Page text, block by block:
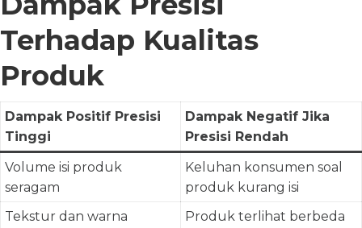
Terhadap Kualitas
Produk
Dampak Positif Presisi
Tinggi
Dampak Negatif Jika
Presisi Rendah
Volume isi produk
seragam
Keluhan konsumen soal
produk kurang isi
Tekstur dan warna
Produk terlihat berbeda